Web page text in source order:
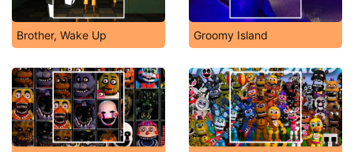
Brother, Wake Up Groomy Island